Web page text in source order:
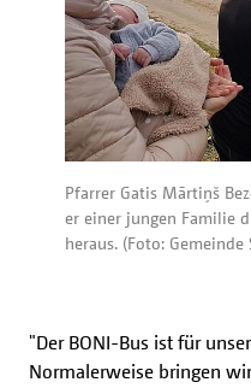
Pfarrer Gatis Mārtiņš
er einer jungen Familie
heraus. (Foto: Gemeinde
"Der BONI-Bus ist für
Normalerweise bringen